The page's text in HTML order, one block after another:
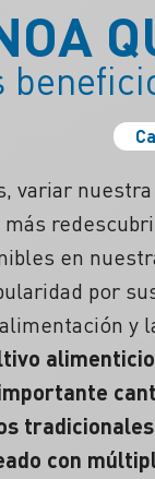
variar
más
en
por
y
con